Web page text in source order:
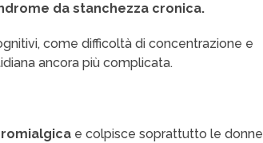
da stanchezza cronica.
come difficoltà di concentrazione e
ancora più complicata.
e colpisce soprattutto le donne